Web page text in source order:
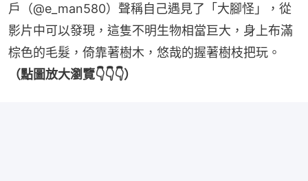
戶（@e_man580）聲稱自己遇見了「大腳怪」，從
影片中可以發現，這隻不明生物相當巨大，身上布滿
棕色的毛髮，倚靠著樹木，悠哉的握著樹枝把玩。
（點圖放大瀏覽👇👇👇）